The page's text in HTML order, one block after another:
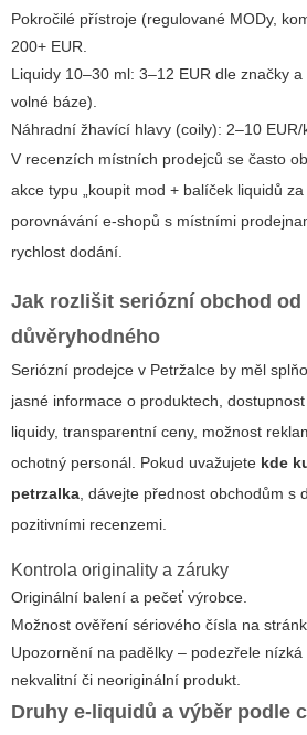
Pokročilé přístroje (regulované MODy,
200+ EUR.
Liquidy 10–30 ml: 3–12 EUR dle značky
volné báze).
Náhradní žhavící hlavy (coily): 2–10
V recenzích místních prodejců se často
akce typu „koupit mod + balíček liquidů
porovnávání e-shopů s místními
rychlost dodání.
Jak rozlišit seriózní obchod od
důvěryhodného
Seriózní prodejce v Petržalce by měl
jasné informace o produktech,
liquidy, transparentní ceny, možnost
ochotný personál. Pokud uvažujete kde
petrzalka, dávejte přednost obchodům s
pozitivními recenzemi.
Kontrola originality a záruky
Originální balení a pečeť výrobce.
Možnost ověření sériového čísla na
Upozornění na padělky – podezřele
nekvalitní či neoriginální produkt.
Druhy e-liquidů a výběr podle